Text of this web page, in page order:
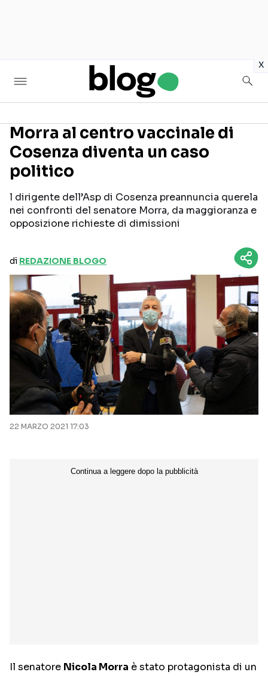
x
Seguici sui social
Morra al centro vaccinale di
Cosenza diventa un caso
politico
l dirigente dell’Asp di Cosenza preannuncia querela
nei confronti del senatore Morra, da maggioranza e
opposizione richieste di dimissioni
di REDAZIONE BLOGO
22 MARZO 2021 17:03
Il senatore Nicola Morra è stato protagonista di un